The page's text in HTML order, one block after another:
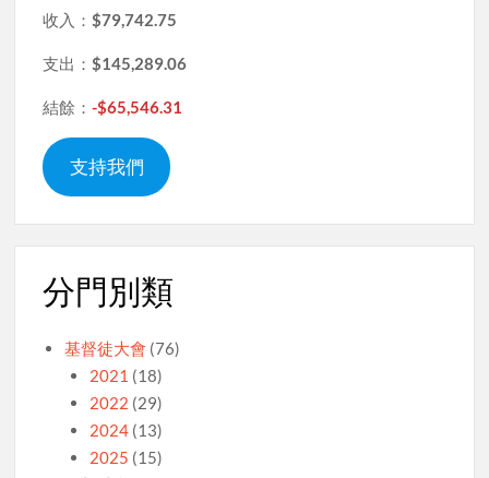
收入：$79,742.75
支出：$145,289.06
結餘：-$65,546.31
支持我們
分門別類
基督徒大會 (76)
2021 (18)
2022 (29)
2024(13)
2025 (15)